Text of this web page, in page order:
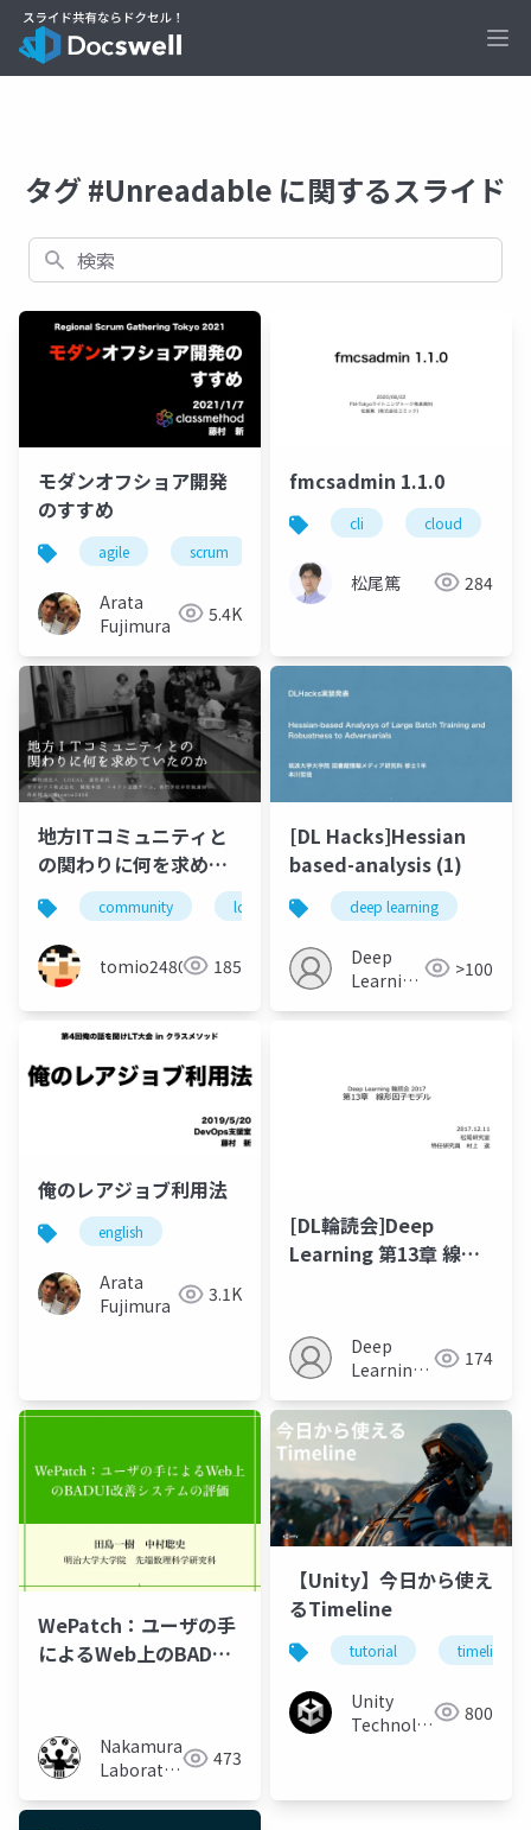
タグ #Unreadable に関するスライド
検索
モダンオフショア開発
のすすめ
agile scrum
Arata
Fujimura
5.4K
fmcsadmin 1.1.0
cli cloud
松尾篤 284
地方ITコミュニティと
の関わりに何を求めて
いたのかcommunity ldd20sec local コミュニティ
tomio2480 185
[DL Hacks]Hessian
based-analysis (1)
deep learning
Deep
Learning
>100
俺のレアジョブ利用法
english
Arata
Fujimura
3.1K
[DL輪読会]Deep
Learning 第13章 線形
Deep
Learning
174
WePatch：ユーザの手
によるWeb上のBADUI
Nakamura
Laboratory
University)
473
【Unity】今日から使え
るTimeline
tutorial timeline
Unity
Technologies 800